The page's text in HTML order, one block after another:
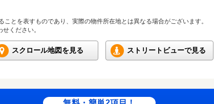
とを表すものであり、実際の物件所在地とは異なる場合がございます。
ください。
スクロール地図を見る ストリートビューで見る